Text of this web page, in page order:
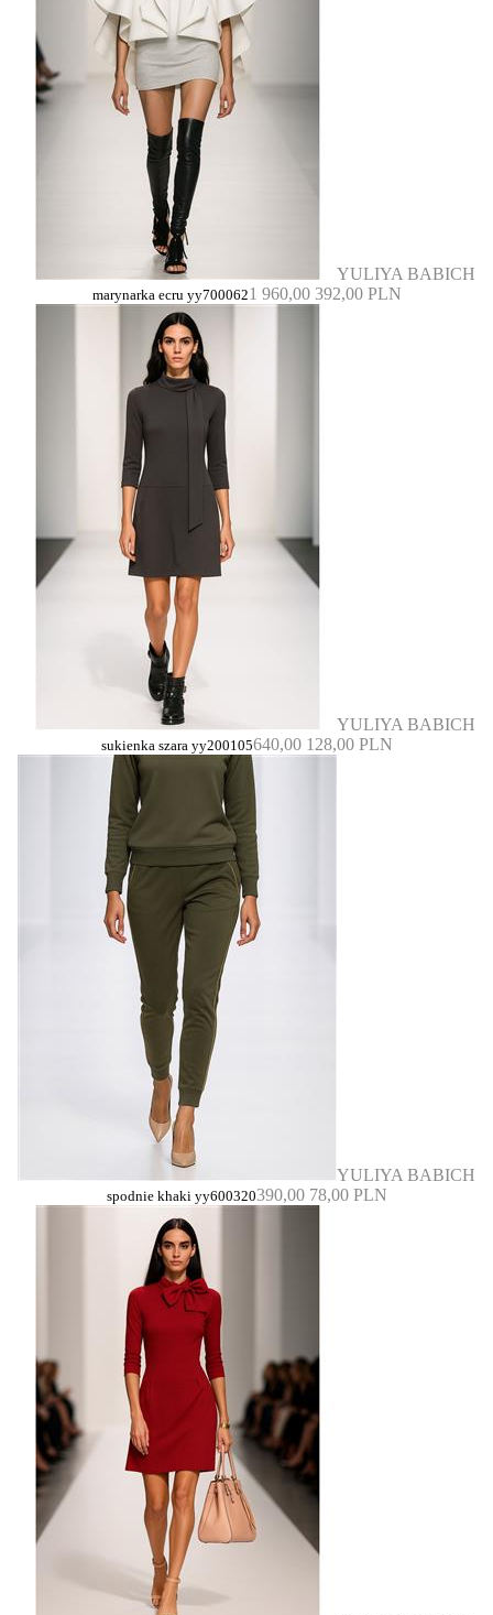
YULIYA BABICH
marynarka ecru yy7000621 960,00 392,00 PLN
YULIYA BABICH
sukienka szara yy200105640,00 128,00 PLN
YULIYA BABICH
spodnie khaki yy600320390,00 78,00 PLN